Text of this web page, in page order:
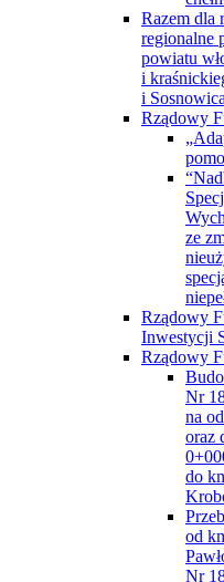
Razem dla
regionalne
powiatu
i
i Sosnowica
Rządowy
ze
Rządowy
Inwestycji
Rządowy
Nr
na
oraz
do
od
Nr